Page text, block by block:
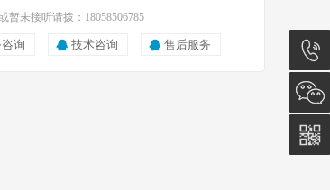
暂未接听请拨：18058506785
询 技术咨询 售后服务